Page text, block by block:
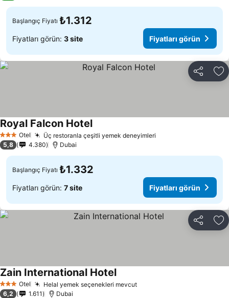
Başlangıç Fiyatı ₺1.312
Fiyatları görün: 3 site Fiyatları görün
Paylaş
3 YıldızOtel Üç restoranla çeşitli yemek deneyimleri
Royal Falcon HotelFiyatları görün
5,8 4.380 Dubai
Başlangıç Fiyatı ₺1.332
Fiyatları görün: 7 site Fiyatları görün
Paylaş
3 YıldızOtel Helal yemek seçenekleri mevcutFiyatları görün
Zain International HotelFiyatları görün
6,2 1.611 Dubai